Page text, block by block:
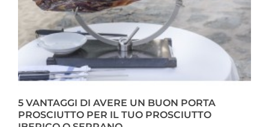
5 VANTAGGI DI AVERE UN BUON PORTA
PROSCIUTTO PER IL TUO PROSCIUTTO